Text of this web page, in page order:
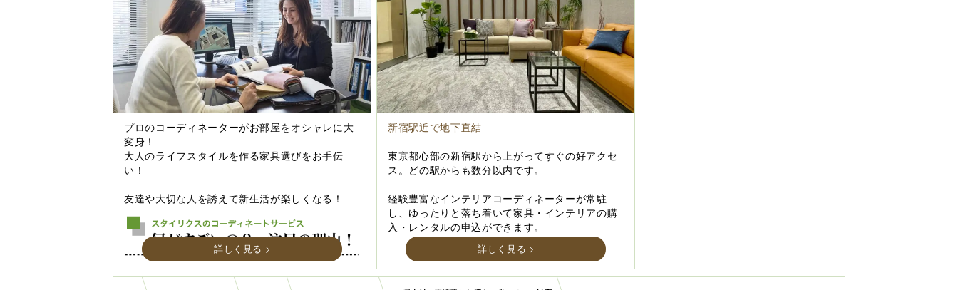
プロのコーディネーターがお部屋をオシャレに大
変身！
大人のライフスタイルを作る家具選びをお手伝
い！
友達や大切な人を誘えて新生活が楽しくなる！
詳しく見る
新宿駅近で地下直結
東京都心部の新宿駅から上がってすぐの好アクセ
ス。どの駅からも数分以内です。
経験豊富なインテリアコーディネーターが常駐
し、ゆったりと落ち着いて家具・インテリアの購
入・レンタルの申込ができます。
詳しく見る